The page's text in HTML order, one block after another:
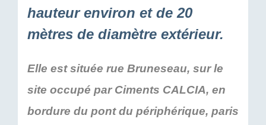
hauteur environ et de 20
mètres de diamètre extérieur.
Elle est située rue Bruneseau, sur le
site occupé par Ciments CALCIA, en
bordure du pont du périphérique, paris